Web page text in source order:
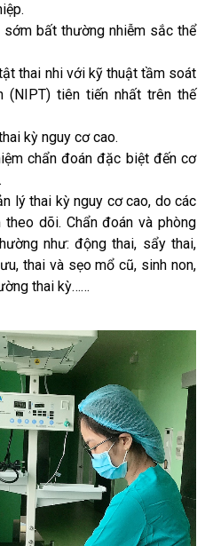
bất thường nhiễm sắc thể
thai nhi với kỹ thuật tầm soát
(NIPT) tiên tiến nhất trên thế
kỳ nguy cơ cao.
chẩn đoán đặc biệt đến cơ
lý thai kỳ nguy cơ cao, do các
dõi. Chẩn đoán và phòng
như: động thai, sẩy thai,
thai và sẹo mổ cũ, sinh non,
thai kỳ……